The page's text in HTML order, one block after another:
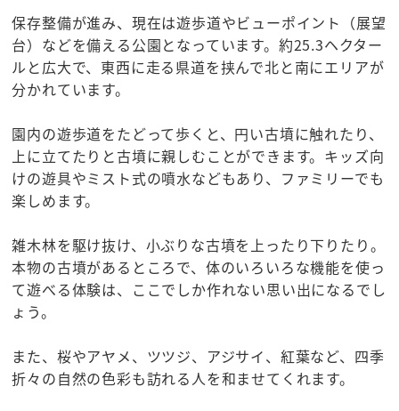
保存整備が進み、現在は遊歩道やビューポイント（展望
台）などを備える公園となっています。約25.3ヘクター
ルと広大で、東西に走る県道を挟んで北と南にエリアが
分かれています。
園内の遊歩道をたどって歩くと、円い古墳に触れたり、
上に立てたりと古墳に親しむことができます。キッズ向
けの遊具やミスト式の噴水などもあり、ファミリーでも
楽しめます。
雑木林を駆け抜け、小ぶりな古墳を上ったり下りたり。
本物の古墳があるところで、体のいろいろな機能を使っ
て遊べる体験は、ここでしか作れない思い出になるでし
ょう。
また、桜やアヤメ、ツツジ、アジサイ、紅葉など、四季
折々の自然の色彩も訪れる人を和ませてくれます。